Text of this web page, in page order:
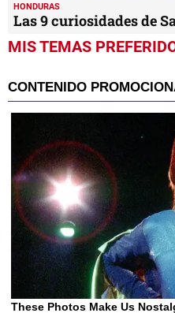
HONDURAS
Las 9 curiosidades de
MIS TEMAS